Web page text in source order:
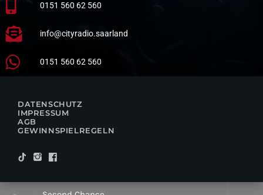
0151 560 62 560
info@cityradio.saarland
0151 560 62 560
DATENSCHUTZ
IMPRESSUM
AGB
GEWINNSPIELREGELN